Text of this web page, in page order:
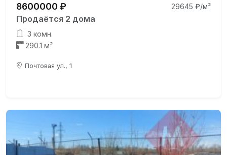
8600000 ₽ 29645 ₽/м²
Продаётся 2 дома
3 комн.
290.1 м²
Почтовая ул., 1